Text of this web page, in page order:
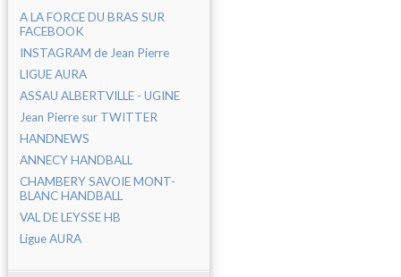
A LA FORCE DU BRAS SUR
FACEBOOK
INSTAGRAM de Jean Pierre
LIGUE AURA
ASSAU ALBERTVILLE - UGINE
Jean Pierre sur TWITTER
HANDNEWS
ANNECY HANDBALL
CHAMBERY SAVOIE MONT-
BLANC HANDBALL
VAL DE LEYSSE HB
Ligue AURA